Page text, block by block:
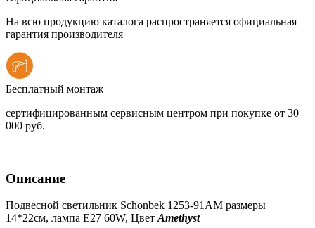
На всю продукцию каталога распространяется официальная
гарантия производителя
Бесплатный монтаж
сертифицированным сервисным центром при покупке от 30
000 руб.
Описание
Подвесной светильник Schonbek 1253-91AM размеры
14*22см, лампа Е27 60W, Цвет Amethyst